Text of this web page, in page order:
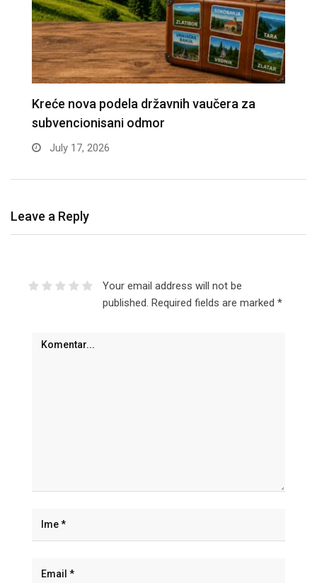
APEL MINISTARSTVA: Zaštitite građevinske
radnike tokom tropskih vrućina
June 30, 2026
Leave a Reply
Your email address will not be
published. Required fields are marked *